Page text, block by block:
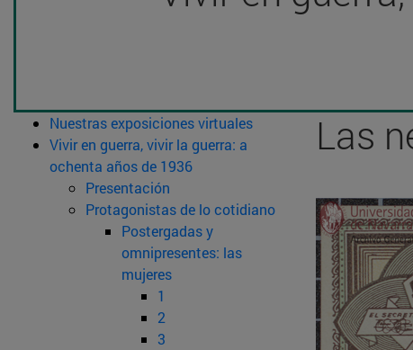
Nuestras exposiciones virtuales
Vivir en guerra, vivir la guerra: a
ochenta años de 1936
Presentación
Protagonistas de lo cotidiano
Postergadas y
omnipresentes: las
mujeres
1
2
3
Las